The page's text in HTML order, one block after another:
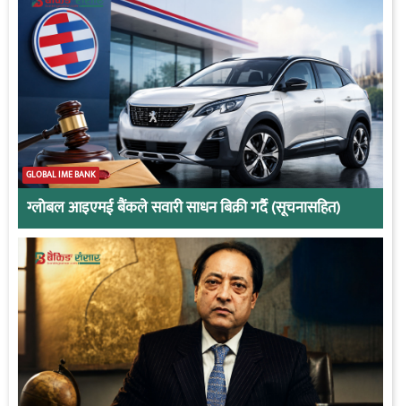
GLOBAL IME BANK
ग्लोबल आइएमई बैंकले सवारी साधन बिक्री गर्दै (सूचनासहित)